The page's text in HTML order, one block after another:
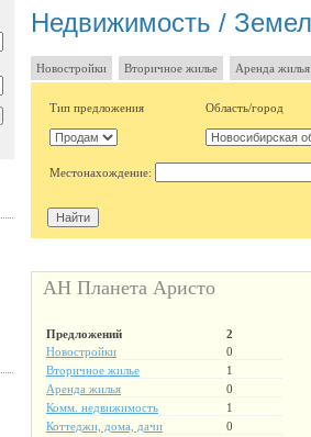
Недвижимость /
Новостройки Вторичное жилье Аренда жилья
Тип предложения Область/город
Местонахождение:
АН Планета Аристо
Предложений
2
Новостройки
0
Вторичное жилье
1
Аренда жилья
0
Комм. недвижимость
1
Коттеджи, дома, дачи
0